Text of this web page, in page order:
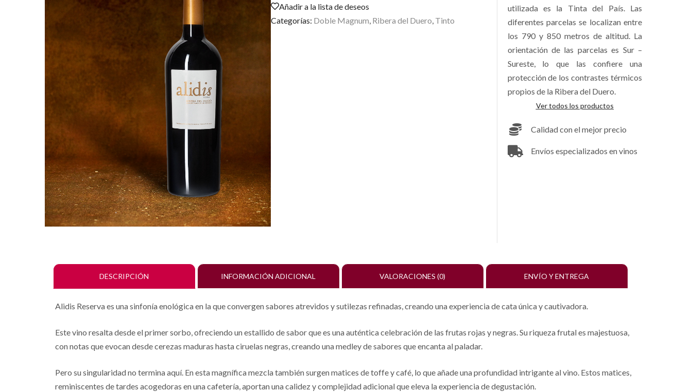
Añadir a la lista de deseos
Categorías: Doble Magnum Ribera del Duero Tinto
utilizada es la Tinta del País. Las
diferentes parcelas se localizan entre
los 790 y 850 metros de altitud. La
orientación de las parcelas es Sur –
Sureste, lo que las confiere una
protección de los contrastes térmicos
propios de la Ribera del Duero.
Ver todos los productos
Calidad con el mejor precio
Envíos especializados en vinos
DESCRIPCIÓN INFORMACIÓN ADICIONAL VALORACIONES (0) ENVÍO Y ENTREGA
Alidis Reserva es una sinfonía enológica en la que convergen sabores atrevidos y sutilezas refinadas, creando una experiencia de cata única y cautivadora.
Este vino resalta desde el primer sorbo, ofreciendo un estallido de sabor que es una auténtica celebración de las frutas rojas y negras. Su riqueza frutal es majestuosa,
con notas que evocan desde cerezas maduras hasta ciruelas negras, creando una medley de sabores que encanta al paladar.
Pero su singularidad no termina aquí. En esta magnífica mezcla también surgen matices de toffe y café, lo que añade una profundidad intrigante al vino. Estos matices,
reminiscentes de tardes acogedoras en una cafetería, aportan una calidez y complejidad adicional que eleva la experiencia de degustación.